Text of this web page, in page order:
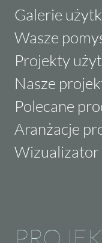
Galerie
Wasze
Projekty
Nasze
Polecane
Aranżacje
Wizualizator